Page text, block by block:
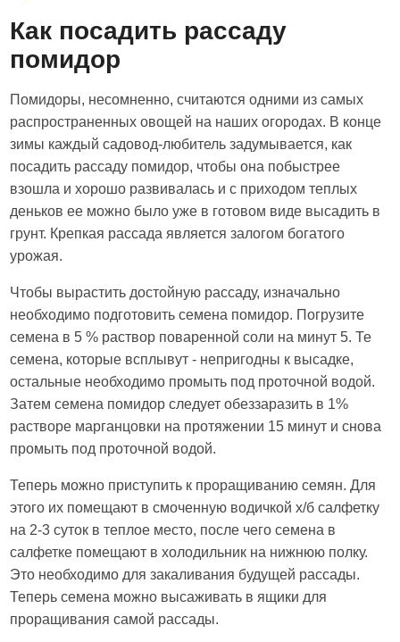
Как посадить рассаду
помидор
Помидоры, несомненно, считаются одними из самых
распространенных овощей на наших огородах. В конце
зимы каждый садовод-любитель задумывается, как
посадить рассаду помидор, чтобы она побыстрее
взошла и хорошо развивалась и с приходом теплых
деньков ее можно было уже в готовом виде высадить в
грунт. Крепкая рассада является залогом богатого
урожая.
Чтобы вырастить достойную рассаду, изначально
необходимо подготовить семена помидор. Погрузите
семена в 5 % раствор поваренной соли на минут 5. Те
семена, которые всплывут - непригодны к высадке,
остальные необходимо промыть под проточной водой.
Затем семена помидор следует обеззаразить в 1%
растворе марганцовки на протяжении 15 минут и снова
промыть под проточной водой.
Теперь можно приступить к проращиванию семян. Для
этого их помещают в смоченную водичкой х/б салфетку
на 2-3 суток в теплое место, после чего семена в
салфетке помещают в холодильник на нижнюю полку.
Это необходимо для закаливания будущей рассады.
Теперь семена можно высаживать в ящики для
проращивания самой рассады.